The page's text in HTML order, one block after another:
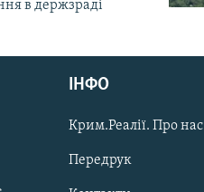
в держзраді
ІНФО
Крим.Реалії. Про нас
Передрук